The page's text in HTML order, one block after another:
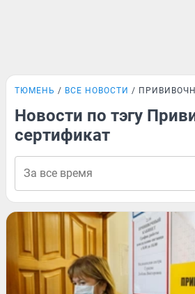
ТЮМЕНЬ ВСЕ НОВОСТИ
Новости по тэгу
сертификат